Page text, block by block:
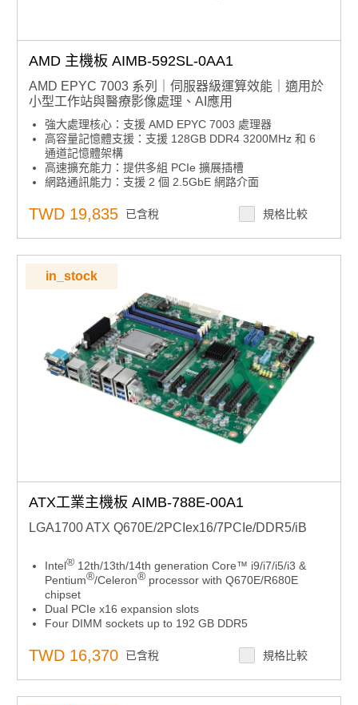
AMD 主機板 AIMB-592SL-0AA1
AMD EPYC 7003 系列｜伺服器級運算效能｜適用於
小型工作站與醫療影像處理、AI應用
強大處理核心：支援 AMD EPYC 7003 處理器
高容量記憶體支援：支援 128GB DDR4 3200MHz 和 6
通道記憶體架構
高速擴充能力：提供多組 PCIe 擴展插槽
網路通訊能力：支援 2 個 2.5GbE 網路介面
軟體整合架構：支援 SUSI API 與 WISE-DeviceOn 平台
產品諮詢服務：
規格諮詢 / 案場規劃 / 交期確認
TWD 19,835 已含稅 規格比較
in_stock
ATX工業主機板 AIMB-788E-00A1
LGA1700 ATX Q670E/2PCIex16/7PCIe/DDR5/iB
Intel® 12th/13th/14th generation Core™ i9/i7/i5/i3 &
Pentium®/Celeron® processor with Q670E/R680E
chipset
Dual PCIe x16 expansion slots
Four DIMM sockets up to 192 GB DDR5
Triple display DP/HDMI/VGA and dual GbE LAN
M.2, SATA RAID 0, 1, 5, 10, USB 3.2 Gen 1
Advantech iBMC remote out-of-band power
management solution on DeviceOn
TWD 16,370 已含稅 規格比較